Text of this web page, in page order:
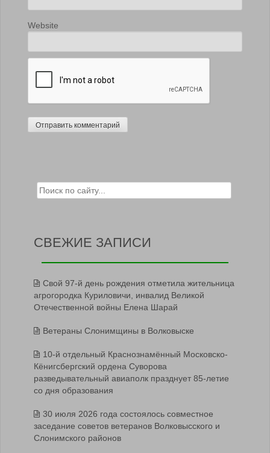
Website
Search for:
СВЕЖИЕ ЗАПИСИ
Свой 97-й день рождения отметила жительница
агрогородка Куриловичи, инвалид Великой
Отечественной войны Елена Шарай
Ветераны Слонимщины в Волковыске
10-й отдельный Краснознамённый Московско-
Кёнигсбергский ордена Суворова
разведывательный авиаполк празднует 85-летие
со дня образования
30 июля 2026 года состоялось совместное
заседание советов ветеранов Волковысского и
Слонимского районов